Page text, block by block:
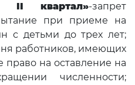
II квартал»-запрет
при приеме на
с детьми до трех лет;
работников, имеющих
на оставление на
численности;